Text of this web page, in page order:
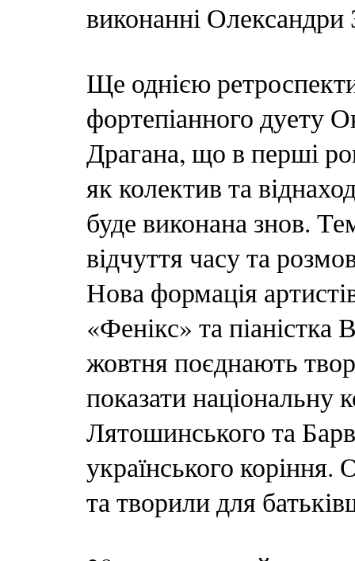
виконанні Олександри
Ще однією
фортепіанного дуету
Драгана, що в перші
як колектив та
буде виконана знов.
відчуття часу та
Нова формація
«Фенікс» та
жовтня поєднають
показати національну
Лятошинського та
українського
та творили для